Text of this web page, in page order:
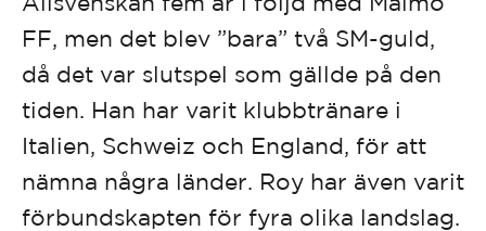
FF, men det blev ”bara” två SM-guld,
då det var slutspel som gällde på den
tiden. Han har varit klubbtränare i
Italien, Schweiz och England, för att
nämna några länder. Roy har även varit
förbundskapten för fyra olika landslag.